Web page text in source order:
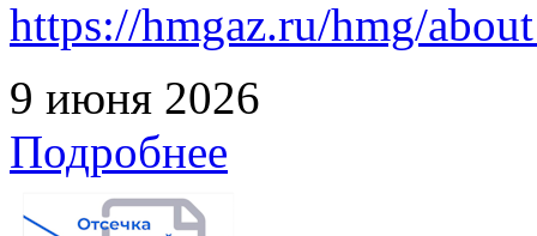
https://hmgaz.ru/hmg/
9 июня 2026
Подробнее